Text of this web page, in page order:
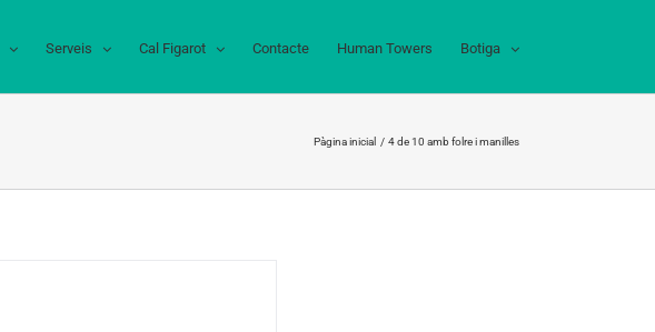
Serveis Cal Figarot Contacte Human Towers Botiga
Pàgina inicial 4 de 10 amb folre i manilles